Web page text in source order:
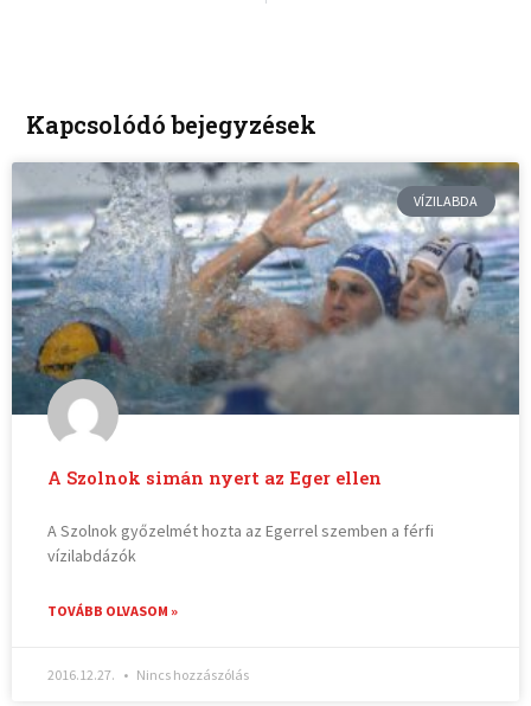
Kapcsolódó bejegyzések
VÍZILABDA
A Szolnok simán nyert az Eger ellen
A Szolnok győzelmét hozta az Egerrel szemben a férfi
vízilabdázók
TOVÁBB OLVASOM »
2016.12.27. Nincs hozzászólás